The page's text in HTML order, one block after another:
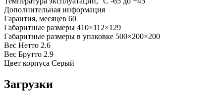
Дополнительная информация
Гарантия, месяцев 60
Габаритные размеры 410×112×129
Габаритные размеры в упаковке 500×200×200
Вес Нетто 2.6
Вес Брутто 2.9
Цвет корпуса Серый
Загрузки